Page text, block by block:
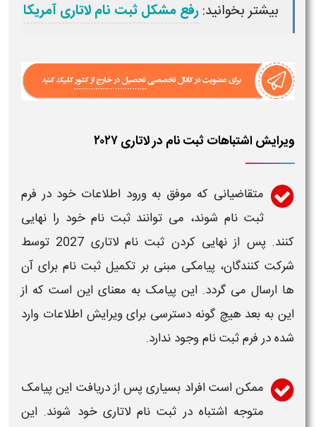
بیشتر بخوانید:رفع مشکل ثبت نام لاتاری آمریکا
ویرایش اشتباهات ثبت نام در لاتاری ۲۰۲۷
متقاضیانی که موفق به ورود اطلاعات خود در فرم
ثبت نام شوند، می توانند ثبت نام خود را نهایی
کنند. پس از نهایی کردن ثبت نام لاتاری 2027
توسط
شرکت کنندگان، پیامکی مبنی بر تکمیلثبت نامبرای آن
ها ارسال می گردد. این پیامک به معنای این است که از
این به بعد هیچ گونه دسترسی برایویرایشاطلاعات وارد
شده در فرمثبت ناموجود ندارد.
ممکن است افراد بسیاری پس از دریافت این پیامک
متوجهاشتباه در ثبت نام لاتاری خود شوند. این